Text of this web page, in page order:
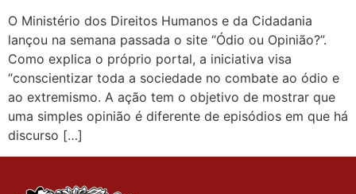
O Ministério dos Direitos Humanos e da Cidadania
lançou na semana passada o site “Ódio ou Opinião?”.
Como explica o próprio portal, a iniciativa visa
“conscientizar toda a sociedade no combate ao ódio e
ao extremismo. A ação tem o objetivo de mostrar que
uma simples opinião é diferente de episódios em que há
discurso […]